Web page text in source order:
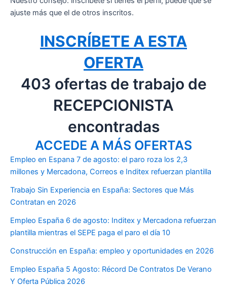
ajuste más que el de otros inscritos.
INSCRÍBETE A ESTA
OFERTA
403 ofertas de trabajo de
RECEPCIONISTA
encontradas
ACCEDE A MÁS OFERTAS
Empleo en Espana 7 de agosto: el paro roza los 2,3
millones y Mercadona, Correos e Inditex refuerzan plantilla
Trabajo Sin Experiencia en España: Sectores que Más
Contratan en 2026
Empleo España 6 de agosto: Inditex y Mercadona refuerzan
plantilla mientras el SEPE paga el paro el día 10
Construcción en España: empleo y oportunidades en 2026
Empleo España 5 Agosto: Récord De Contratos De Verano
Y Oferta Pública 2026